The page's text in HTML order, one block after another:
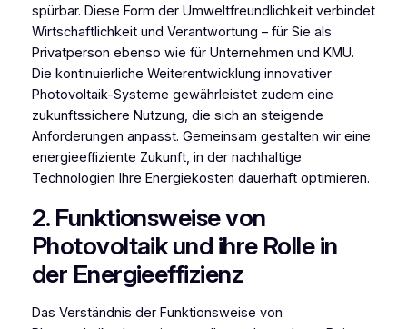
spürbar. Diese Form der Umweltfreundlichkeit verbindet
Wirtschaftlichkeit und Verantwortung – für Sie als
Privatperson ebenso wie für Unternehmen und KMU.
Die kontinuierliche Weiterentwicklung innovativer
Photovoltaik-Systeme gewährleistet zudem eine
zukunftssichere Nutzung, die sich an steigende
Anforderungen anpasst. Gemeinsam gestalten wir eine
energieeffiziente Zukunft, in der nachhaltige
Technologien Ihre Energiekosten dauerhaft optimieren.
2. Funktionsweise von
Photovoltaik und ihre Rolle in
der Energieeffizienz
Das Verständnis der Funktionsweise von